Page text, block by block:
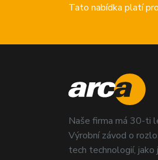
Tato nabídka platí
Naše firma má 30-ti
Výrobní závod o
tech technologií,